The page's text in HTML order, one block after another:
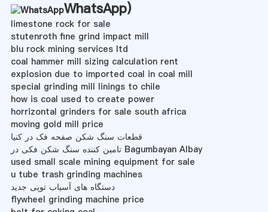
WhatsApp)
limestone rock for sale
stutenroth fine grind impact mill
blu rock mining services ltd
coal hammer mill sizing calculation rent
explosion due to imported coal in coal mill
special grinding mill linings to chile
how is coal used to create power
horrizontal grinders for sale south africa
moving gold mill price
قطعات سنگ شکن صفحه فک در کنیا
تامین کننده سنگ شکن فکی در Bagumbayan Albay
used small scale mining equipment for sale
u tube trash grinding machines
دستگاه های آسیاب توپی جدید
flywheel grinding machine price